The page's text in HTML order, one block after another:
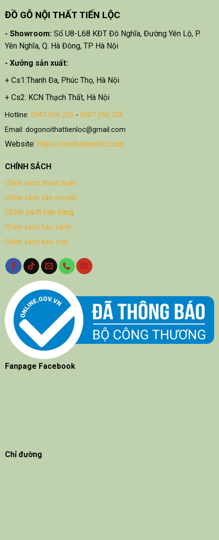
ĐỒ GỖ NỘI THẤT TIẾN LỘC
- Showroom: Số U8-L68 KĐT Đô Nghĩa, Đường Yên Lộ, P.
Yên Nghĩa, Q. Hà Đông, TP Hà Nội
- Xưởng sản xuất:
+ Cs1:Thanh Đa, Phúc Thọ, Hà Nội
+ Cs2: KCN Thạch Thất, Hà Nội
Hotline: 0947 556 226 - 0907 556 226
Email: dogonoithattienloc@gmail.com
Website: https://noithattienloc.com
CHÍNH SÁCH
Chính sách thanh toán
Chính sách vận chuyển
Chính sách bán hàng
Chính sách bảo hành
Chính sách bảo mật
Fanpage Facebook
Chỉ đường